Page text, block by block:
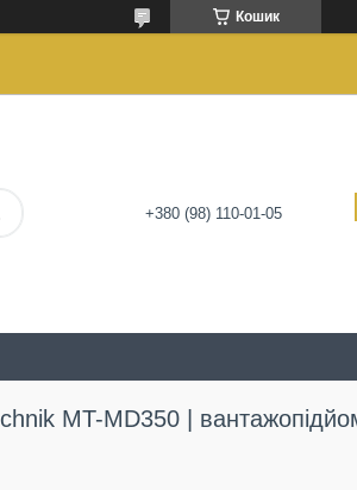
Кошик
+380 (98) 110-01-05
MT-MD350 |